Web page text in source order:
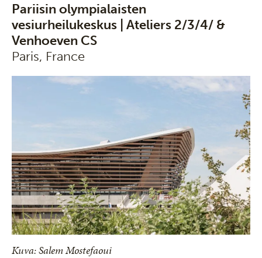
Pariisin olympialaisten
vesiurheilukeskus | Ateliers 2/3/4/ &
Venhoeven CS
Paris, France
Kuva: Salem Mostefaoui